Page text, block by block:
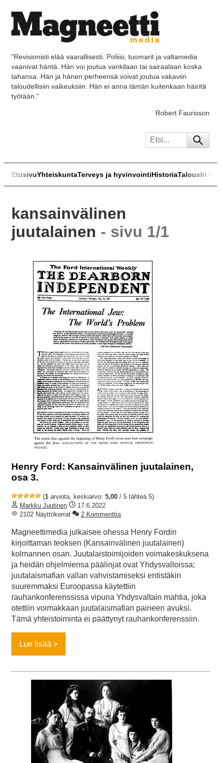
"Revisionisti elää vaarallisesti. Poliisi, tuomarit ja valtamedia
vaanivat häntä. Hän voi joutua vankilaan tai sairaalaan koska
tahansa. Hän ja hänen perheensä voivat joutua vakaviin
taloudellisiin vaikeuksiin. Hän ei anna tämän kuitenkaan häiritä
työtään."
Robert Faurisson
EtusivuYhteiskuntaTerveys ja hyvinvointiHistoriaTalousIn
kansainvälinen
juutalainen - sivu 1/1
Henry Ford: Kansainvälinen juutalainen,
osa 3.
(1 arviota, keskiarvo: 5,00 / 5 tähteä 5)
Markku Juutinen
17.6.2022
2102 Näyttökerrat
2 Kommenttia
Magneettimedia julkaisee ohessa Henry Fordin
kirjoittaman teoksen (Kansainvälinen juutalainen)
kolmannen osan. Juutalaistoimijoiden voimakeskuksena
ja heidän ohjelmiensa päälinjat ovat Yhdysvalloissa;
juutalaismafian vallan vahvistamiseksi entistäkin
suuremmaksi Euroopassa käytettiin
rauhankonferenssissa vipuna Yhdysvaltain mahtia, joka
otettiin voimakkaan juutalaismafian paineen avuksi.
Tämä yhteistoiminta ei päättynyt rauhankonferenssiin.
Lue lisää